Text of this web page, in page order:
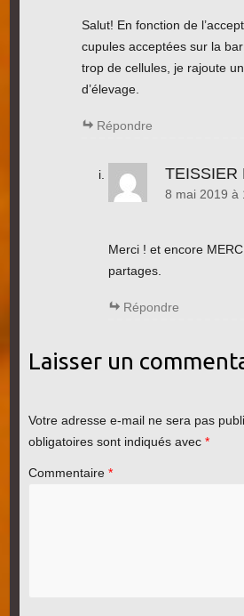
Salut! En fonction de
cupules acceptées sur la
trop de cellules, je rajoute
d’élevage.
Répondre
TEISSIER
8 mai 2019 à
Merci ! et encore
partages.
Répondre
Laisser un
Votre adresse e-mail ne sera pas
obligatoires sont indiqués avec *
Commentaire *